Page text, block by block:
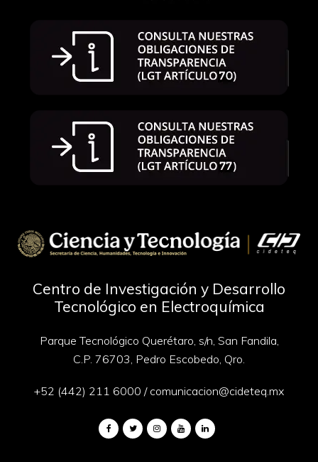
Centro de Investigación y Desarrollo
Tecnológico en Electroquímica
Parque Tecnológico Querétaro, s/n, San Fandila,
C.P. 76703, Pedro Escobedo, Qro.
+52 (442) 211 6000 / comunicacion@cideteq.mx